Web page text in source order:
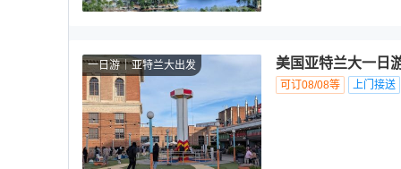
一日游 亚特兰大出发 美国亚特兰大一日
可订08/08等 上门接送